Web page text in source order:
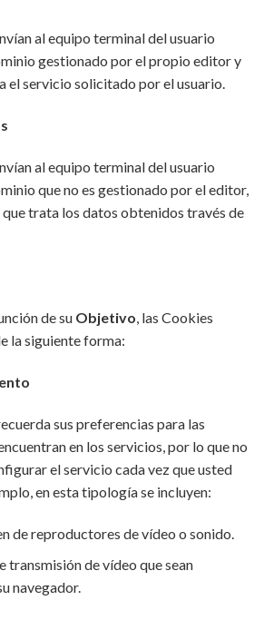
al equipo terminal del usuario
gestionado por el propio editor y
el servicio solicitado por el usuario.
al equipo terminal del usuario
que no es gestionado por el editor,
trata los datos obtenidos través de
de su Objetivo, las Cookies
la siguiente forma:
sus preferencias para las
en los servicios, por lo que no
el servicio cada vez que usted
en esta tipología se incluyen:
de reproductores de vídeo o sonido.
transmisión de vídeo que sean
navegador.